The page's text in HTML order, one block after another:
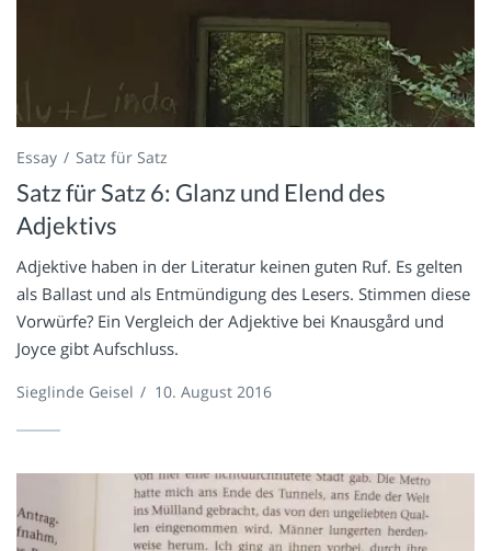
Essay Satz für Satz
Satz für Satz 6: Glanz und Elend des
Adjektivs
Adjektive haben in der Literatur keinen guten Ruf. Es gelten
als Ballast und als Entmündigung des Lesers. Stimmen diese
Vorwürfe? Ein Vergleich der Adjektive bei Knausgård und
Joyce gibt Aufschluss.
Sieglinde Geisel / 10. August 2016